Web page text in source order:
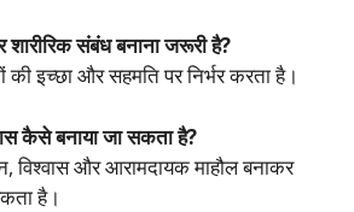
शारीरिक संबंध बनाना जरूरी है?
की इच्छा और सहमति पर निर्भर करता है।
कैसे बनाया जा सकता है?
विश्वास और आरामदायक माहौल बनाकर
है।